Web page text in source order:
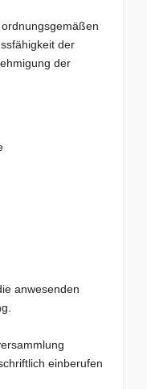
der
der
anwesenden
einberufen